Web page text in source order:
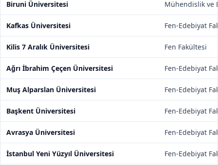
Biruni Üniversitesi Mühendislik ve
Kafkas Üniversitesi Fen-Edebiyat
Kilis 7 Aralık Üniversitesi Fen Fakültesi
Ağrı İbrahim Çeçen Üniversitesi Fen-Edebiyat
Muş Alparslan Üniversitesi Fen-Edebiyat
Başkent Üniversitesi Fen-Edebiyat
Avrasya Üniversitesi Fen-Edebiyat
İstanbul Yeni Yüzyıl Üniversitesi Fen-Edebiyat